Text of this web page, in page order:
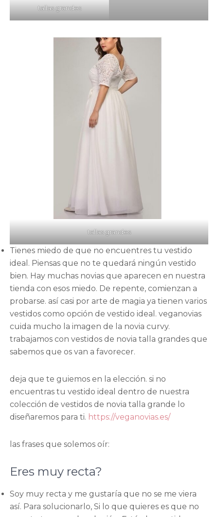
tallas grandes
tallas grandes
Tienes miedo de que no encuentres tu vestido
ideal. Piensas que no te quedará ningún vestido
bien. Hay muchas novias que aparecen en nuestra
tienda con esos miedo. De repente, comienzan a
probarse. así casi por arte de magia ya tienen varios
vestidos como opción de vestido ideal. veganovias
cuida mucho la imagen de la novia curvy.
trabajamos con vestidos de novia talla grandes que
sabemos que os van a favorecer.
deja que te guiemos en la elección. si no
encuentras tu vestido ideal dentro de nuestra
colección de vestidos de novia talla grande lo
diseñaremos para ti. https://veganovias.es/
las frases que solemos oír:
Eres muy recta?
Soy muy recta y me gustaría que no se me viera
así. Para solucionarlo, Si lo que quieres es que no